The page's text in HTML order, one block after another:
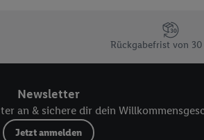
Rückgabefrist von 30
Newsletter
an & sichere dir dein
Jetzt anmelden
Einsatz notwendiger Techniken zulassen.
sämtlichen vorgenannten Zwecken unter
Verwendungszwecke oder Partner zulassen;
Funktionen im Rahmen des Einsatzes des IAB